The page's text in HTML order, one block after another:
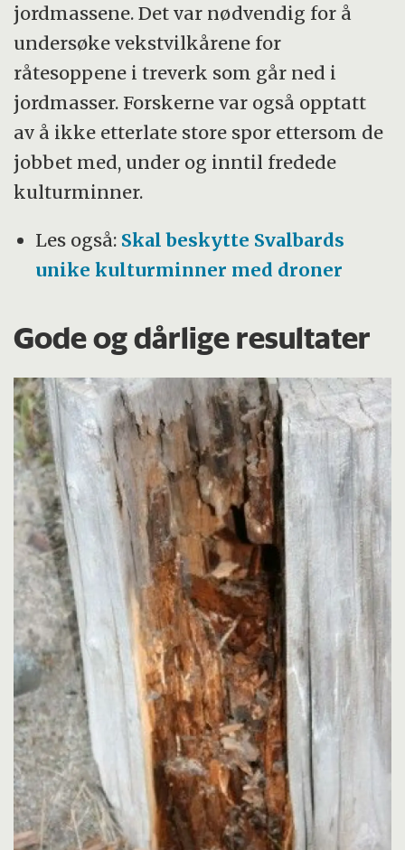
jordmassene. Det var nødvendig for å
undersøke vekstvilkårene for
råtesoppene i treverk som går ned i
jordmasser. Forskerne var også opptatt
av å ikke etterlate store spor ettersom de
jobbet med, under og inntil fredede
kulturminner.
Les også: Skal beskytte Svalbards
unike kulturminner med droner
Gode og dårlige resultater